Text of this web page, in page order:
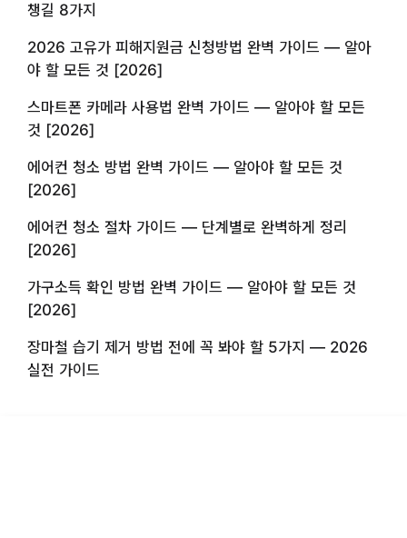
챙길 8가지
2026 고유가 피해지원금 신청방법 완벽 가이드 — 알아
야 할 모든 것 [2026]
스마트폰 카메라 사용법 완벽 가이드 — 알아야 할 모든
것 [2026]
에어컨 청소 방법 완벽 가이드 — 알아야 할 모든 것
[2026]
에어컨 청소 절차 가이드 — 단계별로 완벽하게 정리
[2026]
가구소득 확인 방법 완벽 가이드 — 알아야 할 모든 것
[2026]
장마철 습기 제거 방법 전에 꼭 봐야 할 5가지 — 2026
실전 가이드